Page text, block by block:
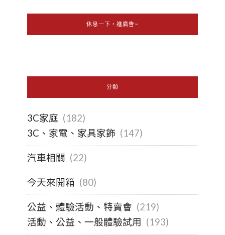
休息一下，進廣告~
分類
3C家庭 (182)
3C、家電、家具家飾 (147)
汽車相關 (22)
今天來開箱 (80)
公益、體驗活動、特賣會 (219)
活動、公益、一般體驗試用 (193)